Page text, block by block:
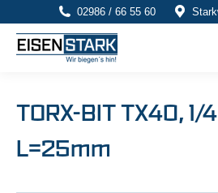
02986 / 66 55 60
TORX-BIT TX40, 1/
L=25mm